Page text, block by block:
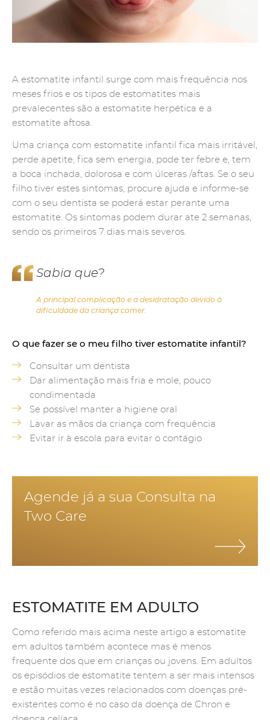
A estomatite infantil surge com mais frequência nos
meses frios e os tipos de estomatites mais
prevalecentes são a estomatite herpética e a
estomatite aftosa.
Uma criança com estomatite infantil fica mais irritável,
perde apetite, fica sem energia, pode ter febre e, tem
a boca inchada, dolorosa e com úlceras /aftas. Se o seu
filho tiver estes sintomas, procure ajuda e informe-se
com o seu dentista se poderá estar perante uma
estomatite. Os sintomas podem durar ate 2 semanas,
sendo os primeiros 7 dias mais severos.
Sabia que?
A principal complicação e a desidratação devido à
dificuldade da criança comer.
O que fazer se o meu filho tiver estomatite infantil?
Consultar um dentista
Dar alimentação mais fria e mole, pouco
condimentada
Se possível manter a higiene oral
Lavar as mãos da criança com frequência
Evitar ir à escola para evitar o contágio
Agende já a sua Consulta na
Two Care
ESTOMATITE EM ADULTO
Como referido mais acima neste artigo a estomatite
em adultos também acontece mas é menos
frequente dos que em crianças ou jovens. Em adultos
os episódios de estomatite tentem a ser mais intensos
e estão muitas vezes relacionados com doenças pré-
existentes como é no caso da doença de Chron e